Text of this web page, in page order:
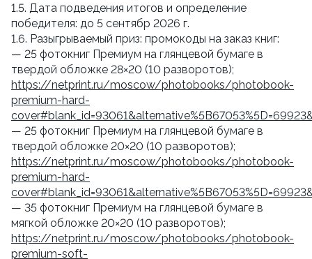
1.5. Дата подведения итогов и определение
победителя: до 5 сентябр 2026 г.
1.6. Разыгрываемый приз: промокоды на заказ книг:
— 25 фотокниг Премиум на глянцевой бумаге в
твердой обложке 28×20 (10 разворотов);
https://netprint.ru/moscow/photobooks/photobook-
premium-hard-
— 25 фотокниг Премиум на глянцевой бумаге в
твердой обложке 20×20 (10 разворотов);
https://netprint.ru/moscow/photobooks/photobook-
premium-hard-
— 35 фотокниг Премиум на глянцевой бумаге в
мягкой обложке 20×20 (10 разворотов);
https://netprint.ru/moscow/photobooks/photobook-
premium-soft-